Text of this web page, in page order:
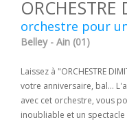
ORCHESTRE
orchestre pour
Belley - Ain (01)
Laissez à "ORCHESTRE
votre anniversaire, bal...
avec cet orchestre, vous
inoubliable et un